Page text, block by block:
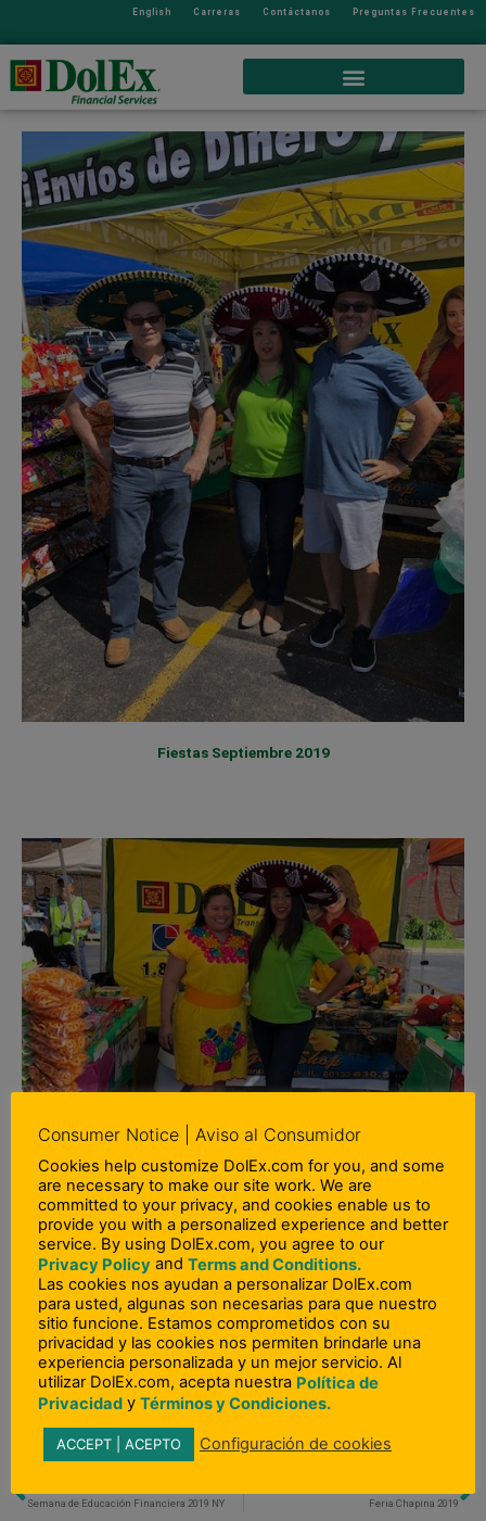
English Carreras Contáctanos Preguntas Frecuentes
Fiestas Septiembre 2019
Previo
Semana de Educación Financiera 2019 NY Feria Chapina 2019
Consumer Notice | Aviso al Consumidor
Cookies help customize DolEx.com for you, and some
are necessary to make our site work. We are
committed to your privacy, and cookies enable us to
provide you with a personalized experience and better
service. By using DolEx.com, you agree to our
Privacy Policy and Terms and Conditions.
Las cookies nos ayudan a personalizar DolEx.com
para usted, algunas son necesarias para que nuestro
sitio funcione. Estamos comprometidos con su
privacidad y las cookies nos permiten brindarle una
experiencia personalizada y un mejor servicio. Al
utilizar DolEx.com, acepta nuestra Política de
Privacidad y Términos y Condiciones.
ACCEPT | ACEPTO Configuración de cookies